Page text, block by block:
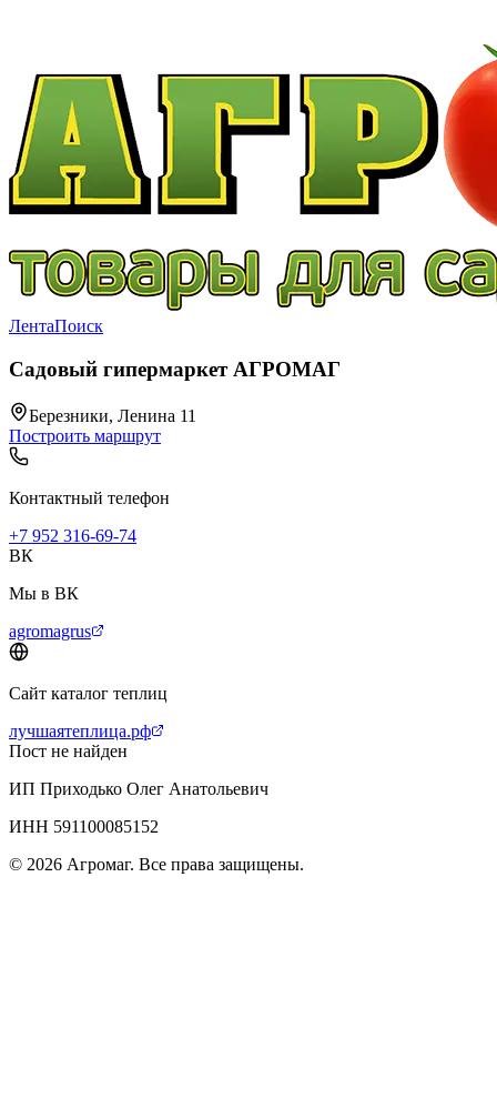
ЛентаПоиск
Садовый гипермаркет АГРОМАГ
Березники, Ленина 11
Построить маршрут
Контактный телефон
+7 952 316-69-74
ВК
Мы в ВК
agromagrus
Сайт каталог теплиц
лучшаятеплица.рф
Пост не найден
ИП Приходько Олег Анатольевич
ИНН 591100085152
© 2026 Агромаг. Все права защищены.